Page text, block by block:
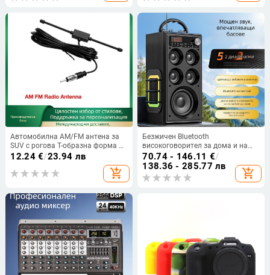
Автомобилна AM/FM антена за
SUV с рогова T-образна форма –
усилване 5 dB, честотен диапазон
импеданс 50 Ω, работно
12.24€/23.94 лв
add_shopping_cart
Безжичен Bluetooth
високоговорител за дома и на
открито, професионално караоке,
площадни танци, силен звук,
субуфер, музикален плеър
70.74 - 146.11 €/
138.36 - 285.77 лв
add_shopping_cart